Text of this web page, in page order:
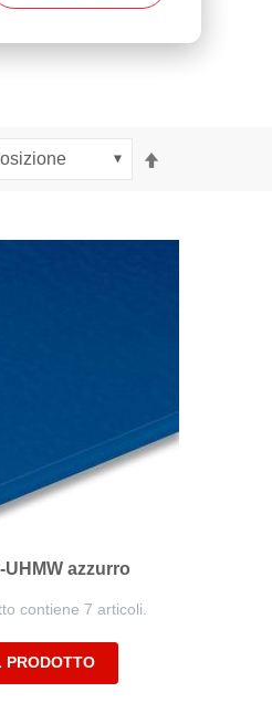
UHMW azzurro
contiene 7 articoli.
PRODOTTO